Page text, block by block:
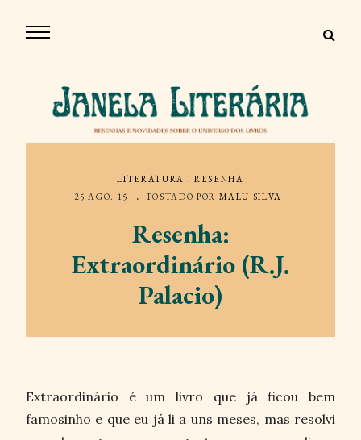
LITERATURA . RESENHA
25 AGO. 15
POSTADO POR MALU SILVA
Resenha:
Extraordinário (R.J.
Palacio)
Extraordinário é um livro que já ficou bem
famosinho e que eu já li a uns meses, mas resolvi